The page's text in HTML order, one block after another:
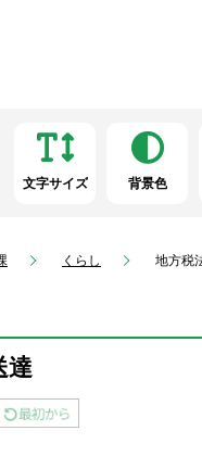
文字サイズ 背景色
くらし 地方税
達